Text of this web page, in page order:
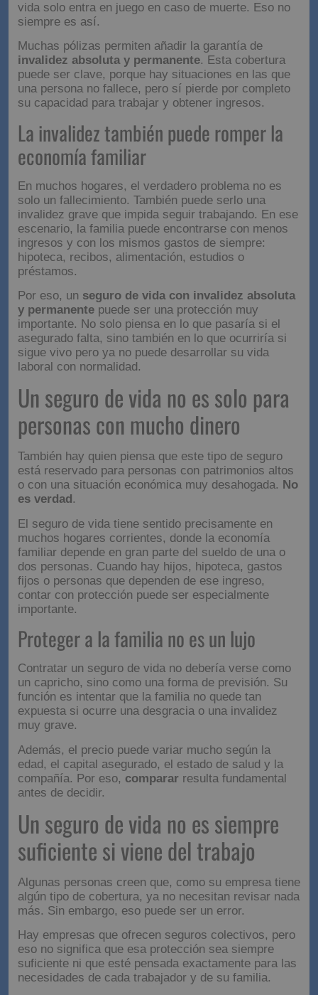
vida solo entra en juego en caso de muerte. Eso no
siempre es así.
Muchas pólizas permiten añadir la garantía de
invalidez absoluta y permanente. Esta cobertura
puede ser clave, porque hay situaciones en las que
una persona no fallece, pero sí pierde por completo
su capacidad para trabajar y obtener ingresos.
La invalidez también puede romper la
economía familiar
En muchos hogares, el verdadero problema no es
solo un fallecimiento. También puede serlo una
invalidez grave que impida seguir trabajando. En ese
escenario, la familia puede encontrarse con menos
ingresos y con los mismos gastos de siempre:
hipoteca, recibos, alimentación, estudios o
préstamos.
Por eso, un seguro de vida con invalidez absoluta
y permanente puede ser una protección muy
importante. No solo piensa en lo que pasaría si el
asegurado falta, sino también en lo que ocurriría si
sigue vivo pero ya no puede desarrollar su vida
laboral con normalidad.
Un seguro de vida no es solo para
personas con mucho dinero
También hay quien piensa que este tipo de seguro
está reservado para personas con patrimonios altos
o con una situación económica muy desahogada. No
es verdad .
El seguro de vida tiene sentido precisamente en
muchos hogares corrientes, donde la economía
familiar depende en gran parte del sueldo de una o
dos personas. Cuando hay hijos, hipoteca, gastos
fijos o personas que dependen de ese ingreso,
contar con protección puede ser especialmente
importante.
Proteger a la familia no es un lujo
Contratar un seguro de vida no debería verse como
un capricho, sino como una forma de previsión. Su
función es intentar que la familia no quede tan
expuesta si ocurre una desgracia o una invalidez
muy grave.
Además, el precio puede variar mucho según la
edad, el capital asegurado, el estado de salud y la
compañía. Por eso, comparar resulta fundamental
antes de decidir.
Un seguro de vida no es siempre
suficiente si viene del trabajo
Algunas personas creen que, como su empresa tiene
algún tipo de cobertura, ya no necesitan revisar nada
más. Sin embargo, eso puede ser un error.
Hay empresas que ofrecen seguros colectivos, pero
eso no significa que esa protección sea siempre
suficiente ni que esté pensada exactamente para las
necesidades de cada trabajador y de su familia.